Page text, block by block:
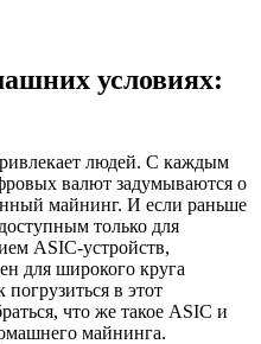
условиях:
людей. С каждым
валют задумываются о
майнинг. И если раньше
только для
ASIC-устройств,
для широкого круга
в этот
что же такое ASIC и
майнинга.